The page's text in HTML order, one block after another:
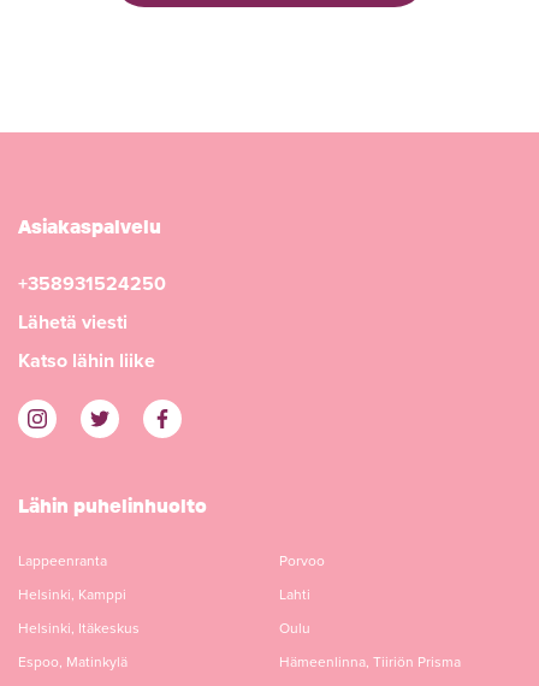
Asiakaspalvelu
+358931524250
Lähetä viesti
Katso lähin liike
Lähin puhelinhuolto
Lappeenranta
Helsinki, Kamppi
Helsinki, Itäkeskus
Espoo, Matinkylä
Porvoo
Lahti
Oulu
Hämeenlinna, Tiiriön Prisma